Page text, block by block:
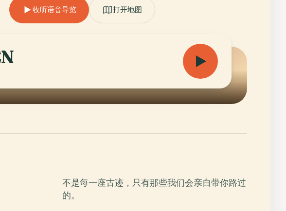
收听语音导览 打开地图
不是每一座古迹，只有那些我们会亲自带你路过
的。